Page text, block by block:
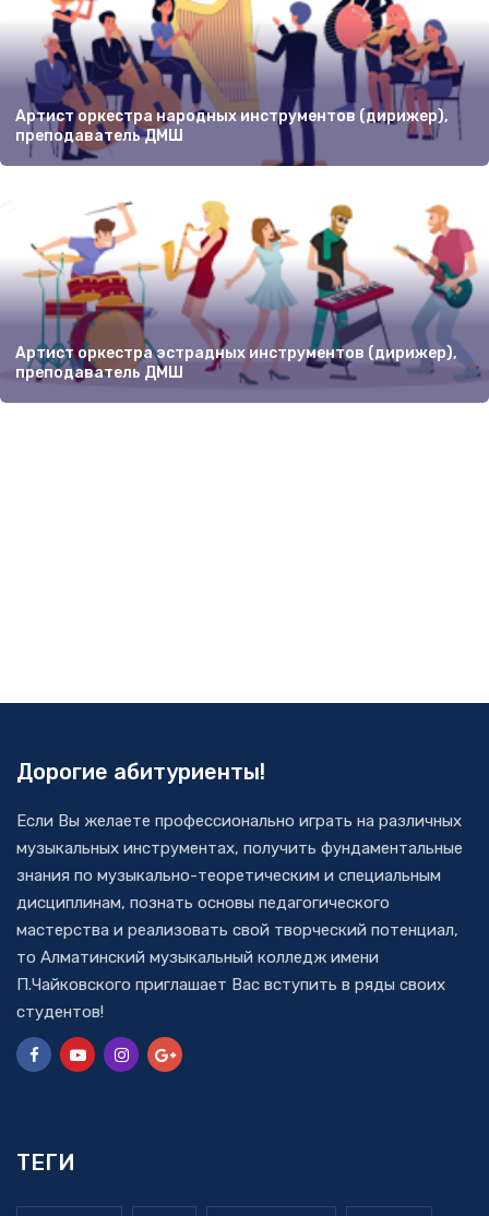
Артист оркестра народных инструментов (дирижер),
преподаватель ДМШ
Артист оркестра эстрадных инструментов (дирижер),
преподаватель ДМШ
Дорогие абитуриенты!
Если Вы желаете профессионально играть на различных
музыкальных инструментах, получить фундаментальные
знания по музыкально-теоретическим и специальным
дисциплинам, познать основы педагогического
мастерства и реализовать свой творческий потенциал,
то Алматинский музыкальный колледж имени
П.Чайковского приглашает Вас вступить в ряды своих
студентов!
ТЕГИ